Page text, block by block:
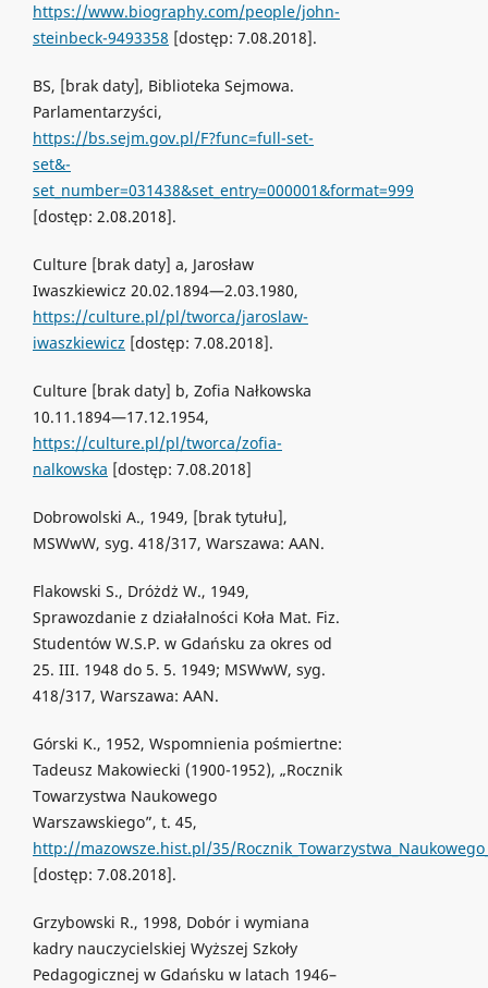
https://www.biography.com/people/john-
steinbeck-9493358 [dostęp: 7.08.2018].
BS, [brak daty], Biblioteka Sejmowa.
Parlamentarzyści,
https://bs.sejm.gov.pl/F?func=full-set-
set&-
set_number=031438&set_entry=000001&format=999
[dostęp: 2.08.2018].
Culture [brak daty] a, Jarosław
Iwaszkiewicz 20.02.1894—2.03.1980,
https://culture.pl/pl/tworca/jaroslaw-
iwaszkiewicz [dostęp: 7.08.2018].
Culture [brak daty] b, Zofia Nałkowska
10.11.1894—17.12.1954,
https://culture.pl/pl/tworca/zofia-
nalkowska [dostęp: 7.08.2018]
Dobrowolski A., 1949, [brak tytułu],
MSWwW, syg. 418/317, Warszawa: AAN.
Flakowski S., Dróżdż W., 1949,
Sprawozdanie z działalności Koła Mat. Fiz.
Studentów W.S.P. w Gdańsku za okres od
25. III. 1948 do 5. 5. 1949; MSWwW, syg.
418/317, Warszawa: AAN.
Górski K., 1952, Wspomnienia pośmiertne:
Tadeusz Makowiecki (1900-1952), „Rocznik
Towarzystwa Naukowego
Warszawskiego”, t. 45,
http://mazowsze.hist.pl/35/
[dostęp: 7.08.2018].
Grzybowski R., 1998, Dobór i wymiana
kadry nauczycielskiej Wyższej Szkoły
Pedagogicznej w Gdańsku w latach 1946–